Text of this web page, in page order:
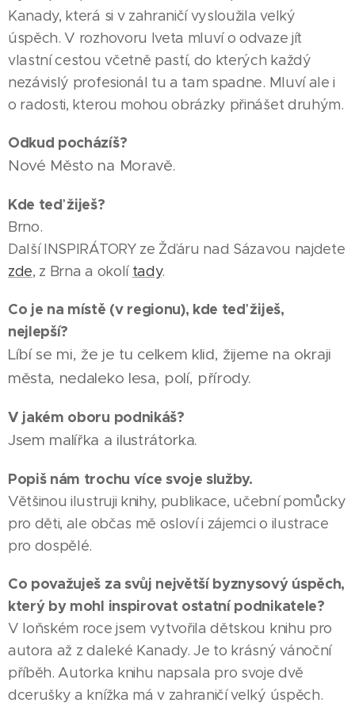
Kanady, která si v zahraničí vysloužila velký
úspěch. V rozhovoru Iveta mluví o odvaze jít
vlastní cestou včetně pastí, do kterých každý
nezávislý profesionál tu a tam spadne. Mluví ale i
o radosti, kterou mohou obrázky přinášet druhým.
Odkud pocházíš?
Nové Město na Moravě.
Kde teď žiješ?
Brno.
Další INSPIRÁTORY ze Žďáru nad Sázavou najdete
zde, z Brna a okolí tady.
Co je na místě (v regionu), kde teď žiješ,
nejlepší?
Líbí se mi, že je tu celkem klid, žijeme na okraji
města, nedaleko lesa, polí, přírody.
V jakém oboru podnikáš?
Jsem malířka a ilustrátorka.
Popiš nám trochu více svoje služby.
Většinou ilustruji knihy, publikace, učební pomůcky
pro děti, ale občas mě osloví i zájemci o ilustrace
pro dospělé.
Co považuješ za svůj největší byznysový úspěch,
který by mohl inspirovat ostatní podnikatele?
V loňském roce jsem vytvořila dětskou knihu pro
autora až z daleké Kanady. Je to krásný vánoční
příběh. Autorka knihu napsala pro svoje dvě
dcerušky a knížka má v zahraničí velký úspěch.